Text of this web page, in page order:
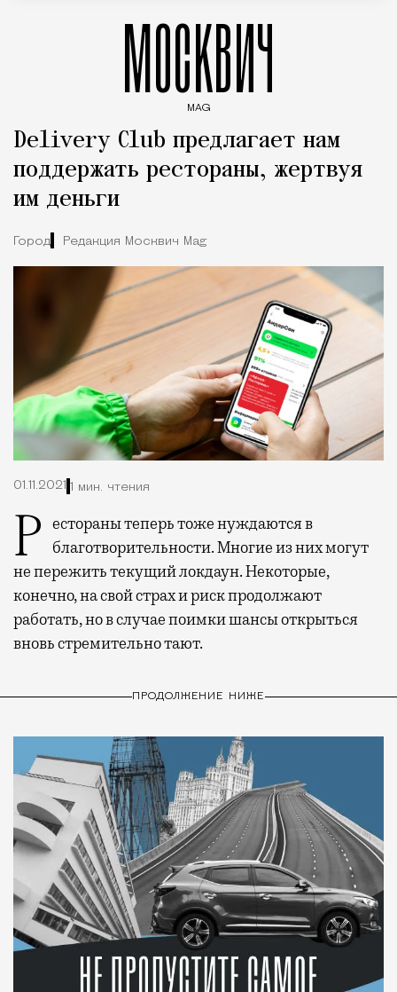
МОСКВИЧ
MAG
Delivery Club предлагает нам
поддержать рестораны, жертвуя
им деньги
Город Редакция Москвич Mag
01.11.2021 1 мин. чтения
Рестораны теперь тоже нуждаются в благотворительности.Многие из них могут
не пережить текущий локдаун. Некоторые,
конечно, на свой страх и риск продолжают
работать, но в случае поимки шансы открыться
вновь стремительно тают.
ПРОДОЛЖЕНИЕ НИЖЕ